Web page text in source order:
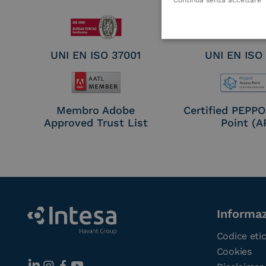
UNI EN ISO 37001 UNI EN ISO
Membro Adobe
Approved Trust List
Certified
Point
Codice
Cookies